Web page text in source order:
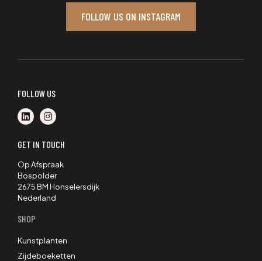
FOLLOW US ON INSTAGRAM
FOLLOW US
GET IN TOUCH
Op Afspraak
Bospolder
2675 BM Honselersdijk
Nederland
SHOP
Kunstplanten
Zijdeboeketten